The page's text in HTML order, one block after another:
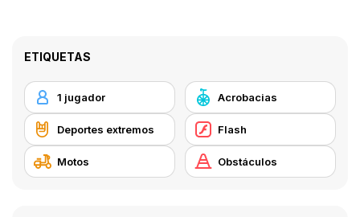
ETIQUETAS
1 jugador Acrobacias
Deportes extremos Flash
Motos Obstáculos